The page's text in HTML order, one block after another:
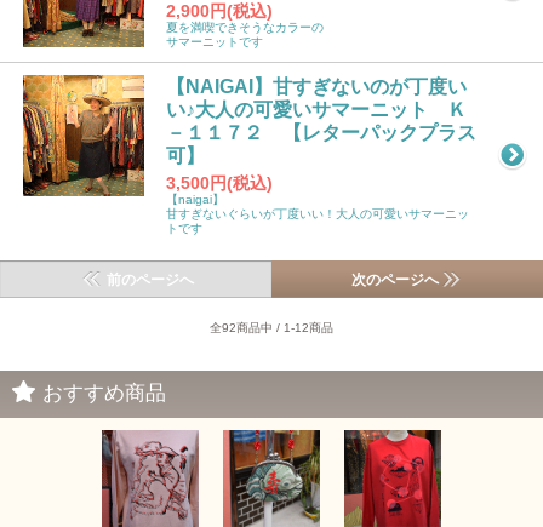
2,900円(税込)
夏を満喫できそうなカラーの
サマーニットです
【NAIGAI】甘すぎないのが丁度い
い♪大人の可愛いサマーニット Ｋ
－１１７２ 【レターパックプラス
可】
3,500円(税込)
【naigai】
甘すぎないぐらいが丁度いい！大人の可愛いサマーニッ
トです
前のページへ 次のページへ
全92商品中 / 1-12商品
おすすめ商品